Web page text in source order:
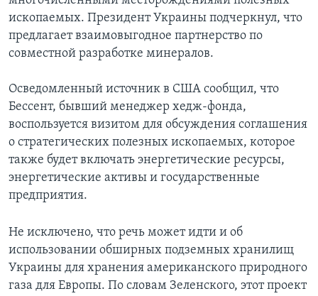
ископаемых. Президент Украины подчеркнул, что
предлагает взаимовыгодное партнерство по
совместной разработке минералов.
Осведомленный источник в США сообщил, что
Бессент, бывший менеджер хедж-фонда,
воспользуется визитом для обсуждения соглашения
о стратегических полезных ископаемых, которое
также будет включать энергетические ресурсы,
энергетические активы и государственные
предприятия.
Не исключено, что речь может идти и об
использовании обширных подземных хранилищ
Украины для хранения американского природного
газа для Европы. По словам Зеленского, этот проект